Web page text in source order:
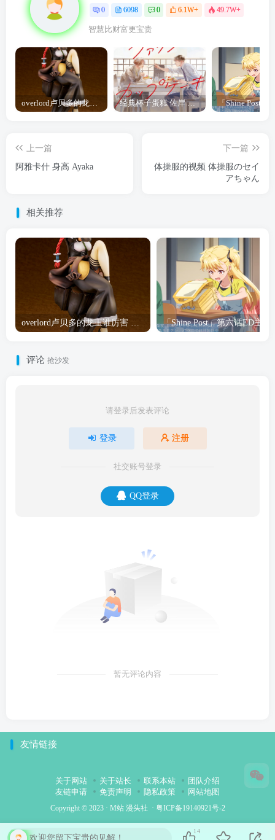
0 6098 0 6.1W+ 49.7W+
智慧比财富更宝贵
overlord卢贝多的龙王谁厉害 「Overlord」露普斯蕾琪娜·贝塔手办开订 经典杯子蛋糕 佐岸 漫画「经典杯子蛋糕」宣布真人日剧化
上一篇
阿雅卡什 身高 Ayaka
下一篇
体操服的视频 体操服のセイ
アちゃん
相关推荐
overlord卢贝多的龙王谁厉害 「Overlord」露普斯蕾琪娜·贝塔手办开订
评论 抢沙发
请登录后发表评论
登录 注册
社交账号登录
QQ登录
暂无评论内容
友情链接
关于网站 关于站长 联系本站
团队介绍
友链申请
免责声明 隐私政策 网站地图
Copyright © 2023 · M站 漫头社 · 粤ICP备19140921号-2
欢迎您留下宝贵的见解！
14